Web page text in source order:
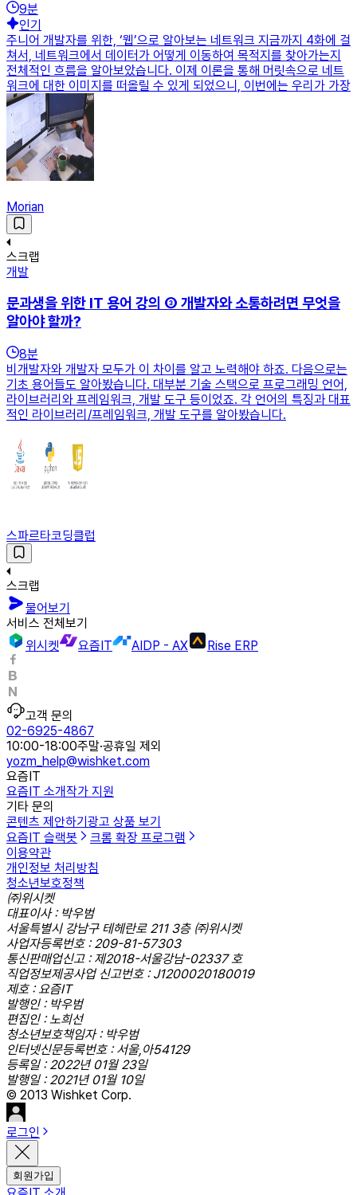
9분
인기
주니어 개발자를 위한, ‘웹’으로 알아보는 네트워크 지금까지 4화에 걸
쳐서, 네트워크에서 데이터가 어떻게 이동하여 목적지를 찾아가는지
전체적인 흐름을 알아보았습니다. 이제 이론을 통해 머릿속으로 네트
워크에 대한 이미지를 떠올릴 수 있게 되었으니, 이번에는 우리가 가장
Morian
스크랩
개발
문과생을 위한 IT 용어 강의 ③ 개발자와 소통하려면 무엇을
알아야 할까?
8분
비개발자와 개발자 모두가 이 차이를 알고 노력해야 하죠. 다음으로는
기초 용어들도 알아봤습니다. 대부분 기술 스택으로 프로그래밍 언어,
라이브러리와 프레임워크, 개발 도구 등이었죠. 각 언어의 특징과 대표
적인 라이브러리/프레임워크, 개발 도구를 알아봤습니다.
스파르타코딩클럽
스크랩
물어보기
서비스 전체보기
위시켓
요즘IT AIDP - AX Rise ERP
고객 문의
02-6925-4867
10:00-18:00주말·공휴일 제외
yozm_help@wishket.com
요즘IT
요즘IT 소개작가 지원
기타 문의
콘텐츠 제안하기 광고 상품 보기
요즘IT 슬랙봇
크롬 확장 프로그램
이용약관
개인정보 처리방침
청소년보호정책
㈜위시켓
대표이사 : 박우범
서울특별시 강남구 테헤란로 211 3층 ㈜위시켓
사업자등록번호 : 209-81-57303
통신판매업신고 : 제2018-서울강남-02337 호
직업정보제공사업 신고번호 : J1200020180019
제호 : 요즘IT
발행인 : 박우범
편집인 : 노희선
청소년보호책임자 : 박우범
인터넷신문등록번호 : 서울,아54129
등록일 : 2022년 01월 23일
발행일 : 2021년 01월 10일
© 2013 Wishket Corp.
로그인
회원가입